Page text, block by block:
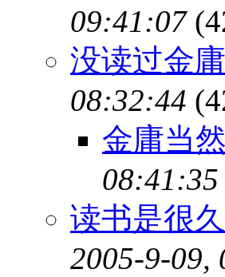
09:41:07
没读过金
08:32:44
金庸当
08:41:35
读书是很
2005-9-09,